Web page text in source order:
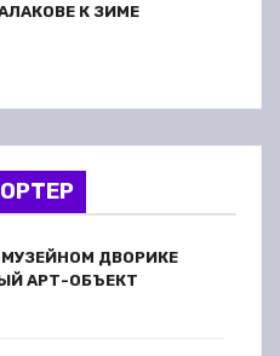
К ЗИМЕ
ДВОРИКЕ
АРТ-ОБЪЕКТ